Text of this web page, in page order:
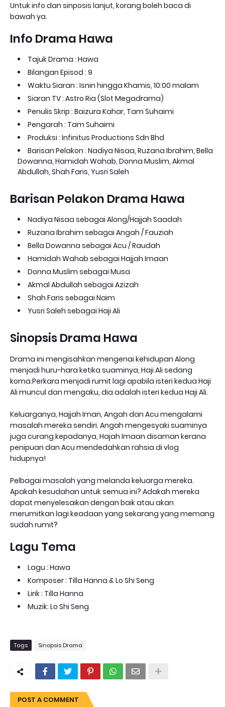
Untuk info dan sinposis lanjut, korang boleh baca di
bawah ya.
Info Drama Hawa
Tajuk Drama : Hawa
Bilangan Episod : 9
Waktu Siaran : Isnin hingga Khamis, 10:00 malam
Siaran TV : Astro Ria (Slot Megadrama)
Penulis Skrip : Baizura Kahar, Tam Suhaimi
Pengarah : Tam Suhaimi
Produksi : Infinitus Productions Sdn Bhd
Barisan Pelakon : Nadiya Nisaa, Ruzana Ibrahim, Bella
Dowanna, Hamidah Wahab, Donna Muslim, Akmal
Abdullah, Shah Faris, Yusri Saleh
Barisan Pelakon Drama Hawa
Nadiya Nisaa sebagai Along/Hajjah Saadah
Ruzana Ibrahim sebagai Angah / Fauziah
Bella Dowanna sebagai Acu / Raudah
Hamidah Wahab sebagai Hajjah Imaan
Donna Muslim sebagai Musa
Akmal Abdullah sebagai Azizah
Shah Faris sebagai Naim
Yusri Saleh sebagai Haji Ali
Sinopsis Drama Hawa
Drama ini mengisahkan mengenai kehidupan Along
menjadi huru-hara ketika suaminya, Haji Ali sedang
koma.Perkara menjadi rumit lagi apabila isteri kedua Haji
Ali muncul dan mengaku, dia adalah isteri kedua Haji Ali.
Keluarganya, Hajjah Iman, Angah dan Acu mengalami
masalah mereka sendiri. Angah mengesyaki suaminya
juga curang kepadanya, Hajah Imaan disaman kerana
penipuan dan Acu mendedahkan rahsia di vlog
hidupnya!
Pelbagai masalah yang melanda keluarga mereka.
Apakah kesudahan untuk semua ini? Adakah mereka
dapat menyelesaikan dengan baik atau akan
merumitkan lagi keadaan yang sekarang yang memang
sudah rumit?
Lagu Tema
Lagu : Hawa
Komposer : Tilla Hanna & Lo Shi Seng
Lirik : Tilla Hanna
Muzik: Lo Shi Seng
Tags Sinopsis Drama
POST A COMMENT